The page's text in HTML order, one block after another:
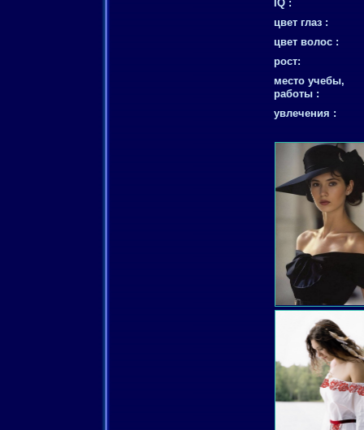
IQ :
цвет глаз :
цвет волос :
рост:
место учебы,
работы :
увлечения :